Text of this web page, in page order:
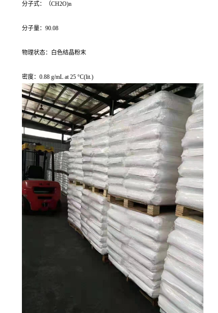
分子式：（CH2O)n
分子量：90.08
物理状态：白色结晶粉末
密度：0.88 g/mL at 25 °C(lit.)